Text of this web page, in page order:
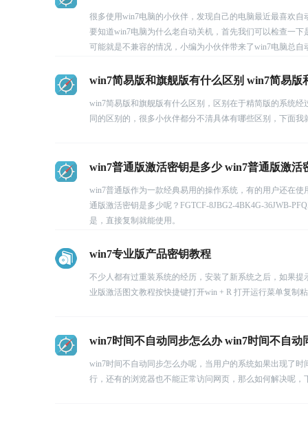
很多使用win7电脑的小伙伴，发现自己的电脑最近最喜欢
要知道win7电脑为什么老自动关机，首先我们可以检查一
可能就是不兼容的情况，小编为小伙伴带来了win7电脑总自
win7简易版和旗舰版有什么区别 win7简易版
win7简易版和旗舰版有什么区别，区别在于精简版的系统
同的区别的，很多小伙伴都分不清具体有哪些区别，下面
win7普通版激活密钥是多少 win7普通版激活
win7普通版作为一款经典易用的操作系统，有的用户还在
通版激活密钥是多少呢？FGTCF-8JBG2-4BK4G-36JWB-
是，直接复制就能使用。
win7专业版产品密钥教程
不少人都有过重装系统的经历，安装了新系统之后，如果
业版激活图文教程按快捷键打开win + R 打开运行菜单复制
win7时间不自动同步怎么办 win7时间不自动
win7时间不自动同步怎么办呢，当用户的系统如果出现了
行，还有的浏览器也不能正常访问网页，那么如何解决呢